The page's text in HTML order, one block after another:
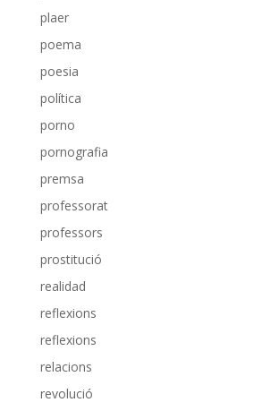
plaer
poema
poesia
política
porno
pornografia
premsa
professorat
professors
prostitució
realidad
reflexions
reflexions
relacions
revolució